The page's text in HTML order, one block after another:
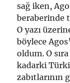
sağ iken,
beraberinde
O yazı
böylece
oldum. O
kadarki
zabıtlarının